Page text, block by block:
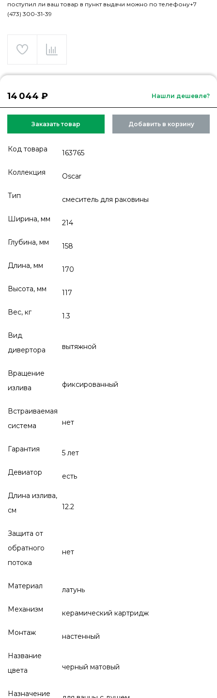
поступил ли ваш товар в пункт выдачи можно по телефону+7
(473) 300-31-39
14 044 ₽ Нашли дешевле?
Заказать товар Добавить в корзину
Код товара 163765
Коллекция Oscar
Тип смеситель для раковины
Ширина, мм 214
Глубина, мм 158
Длина, мм 170
Высота, мм 117
Вес, кг 1.3
Вид
дивертора
вытяжной
Вращение
излива
фиксированный
Встраиваемая
система
нет
Гарантия 5 лет
Девиатор есть
Длина излива,
см
12.2
Защита от
обратного
потока
нет
Материал латунь
Механизм керамический картридж
Монтаж настенный
Название
цвета
черный матовый
Назначение